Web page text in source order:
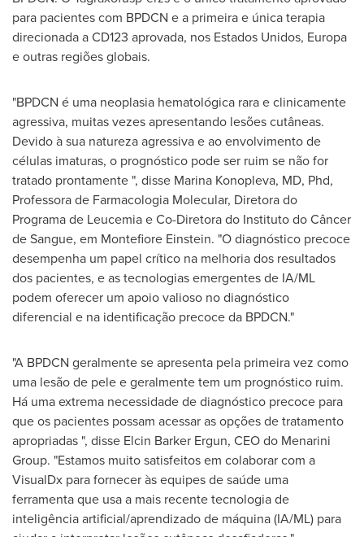
para pacientes com BPDCN e a primeira e única terapia
direcionada a CD123 aprovada, nos Estados Unidos, Europa
e outras regiões globais.
"BPDCN é uma neoplasia hematológica rara e clinicamente
agressiva, muitas vezes apresentando lesões cutâneas.
Devido à sua natureza agressiva e ao envolvimento de
células imaturas, o prognóstico pode ser ruim se não for
tratado prontamente ", disse Marina Konopleva, MD, Phd,
Professora de Farmacologia Molecular, Diretora do
Programa de Leucemia e Co-Diretora do Instituto do Câncer
de Sangue, em Montefiore Einstein. "O diagnóstico precoce
desempenha um papel crítico na melhoria dos resultados
dos pacientes, e as tecnologias emergentes de IA/ML
podem oferecer um apoio valioso no diagnóstico
diferencial e na identificação precoce da BPDCN."
"A BPDCN geralmente se apresenta pela primeira vez como
uma lesão de pele e geralmente tem um prognóstico ruim.
Há uma extrema necessidade de diagnóstico precoce para
que os pacientes possam acessar as opções de tratamento
apropriadas ", disse Elcin Barker Ergun, CEO do Menarini
Group. "Estamos muito satisfeitos em colaborar com a
VisualDx para fornecer às equipes de saúde uma
ferramenta que usa a mais recente tecnologia de
inteligência artificial/aprendizado de máquina (IA/ML) para